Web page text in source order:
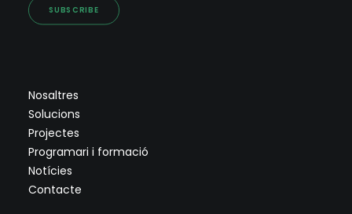
SUBSCRIBE
Nosaltres
Solucions
Projectes
Programari i formació
Notícies
Contacte